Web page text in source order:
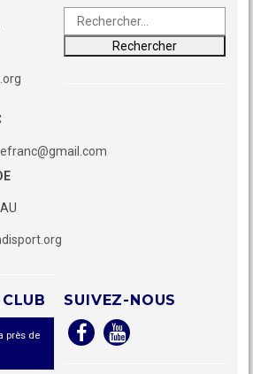
Rechercher :
Recherche
près de
SUIVEZ-NOUS